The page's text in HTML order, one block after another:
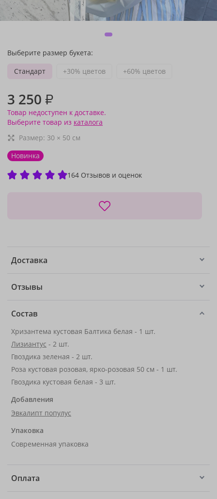
Выберите размер букета:
Стандарт
+30% цветов +60% цветов
3 250 ₽
Товар недоступен к доставке.
Выберите товар из каталога
Размер: 30 × 50 см
Новинка
164 Отзывов и оценок
Доставка
Отзывы
Состав
Хризантема кустовая Балтика белая - 1 шт.
Лизиантус - 2 шт.
Гвоздика зеленая - 2 шт.
Роза кустовая розовая, ярко-розовая 50 см - 1 шт.
Гвоздика кустовая белая - 3 шт.
Добавления
Эвкалипт популус
Упаковка
Современная упаковка
Оплата